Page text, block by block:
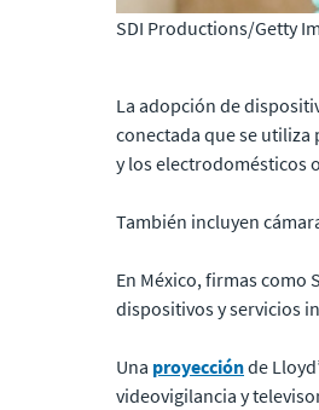
SDI Productions/Getty
La adopción de
conectada que se utiliza
y los electrodomésticos
También incluyen
En México, firmas como
dispositivos y servicios
Una proyecciónde
videovigilancia y